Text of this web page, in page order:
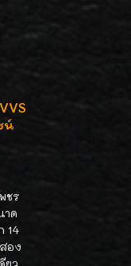
น์
ชร
าด
14
อง
ยว